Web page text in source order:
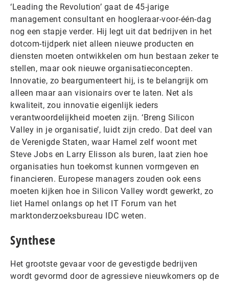
‘Leading the Revolution’ gaat de 45-jarige
management consultant en hoogleraar-voor-één-dag
nog een stapje verder. Hij legt uit dat bedrijven in het
dotcom-tijdperk niet alleen nieuwe producten en
diensten moeten ontwikkelen om hun bestaan zeker te
stellen, maar ook nieuwe organisatieconcepten.
Innovatie, zo beargumenteert hij, is te belangrijk om
alleen maar aan visionairs over te laten. Net als
kwaliteit, zou innovatie eigenlijk ieders
verantwoordelijkheid moeten zijn. ‘Breng Silicon
Valley in je organisatie’, luidt zijn credo. Dat deel van
de Verenigde Staten, waar Hamel zelf woont met
Steve Jobs en Larry Elisson als buren, laat zien hoe
organisaties hun toekomst kunnen vormgeven en
financieren. Europese managers zouden ook eens
moeten kijken hoe in Silicon Valley wordt gewerkt, zo
liet Hamel onlangs op het IT Forum van het
marktonderzoeksbureau IDC weten.
Synthese
Het grootste gevaar voor de gevestigde bedrijven
wordt gevormd door de agressieve nieuwkomers op de